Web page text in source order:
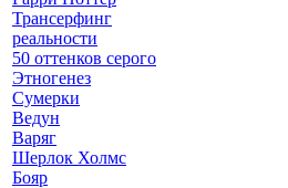
Трансерфинг
реальности
50 оттенков серого
Этногенез
Сумерки
Ведун
Варяг
Шерлок Холмс
Бояр